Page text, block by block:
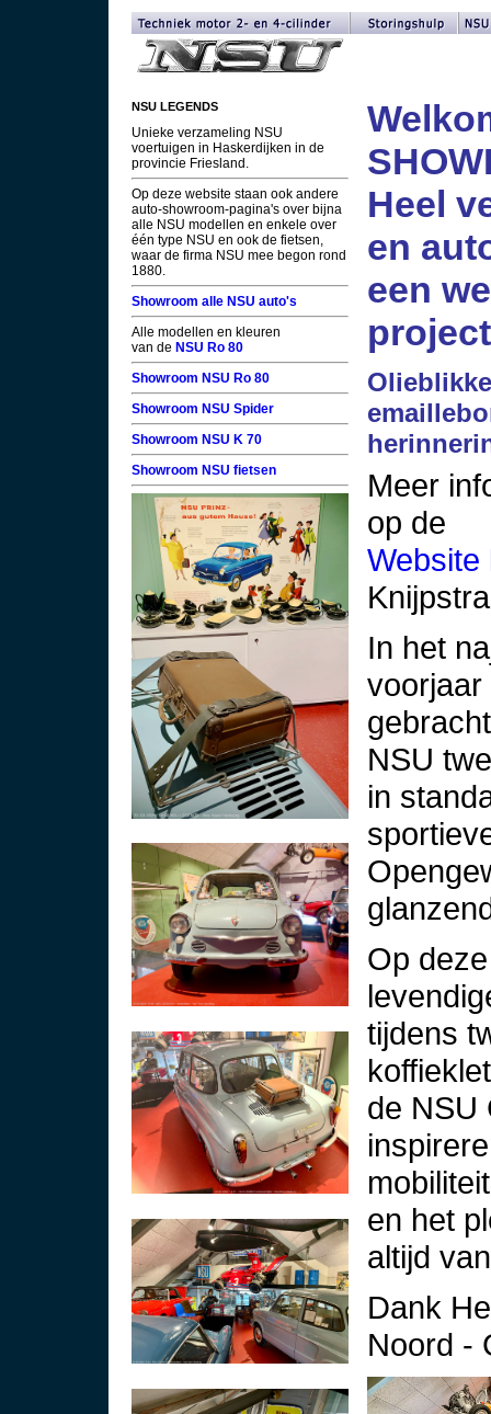
NSU LEGENDS
Unieke verzameling NSU
voertuigen in Haskerdijken in de
provincie Friesland.
Op deze website staan ook andere
auto-showroom-pagina's over bijna
alle NSU modellen en enkele over
één type NSU en ook de fietsen,
waar de firma NSU mee begon rond
1880.
Showroom alle NSU auto's
Alle modellen en kleuren
van de NSU Ro 80
Showroom NSU Ro 80
Showroom NSU Spider
Showroom NSU K 70
Showroom NSU fietsen
Heel
en
een
Meer
op de
Website
In het
voorjaar
NSU
in
Op
tijdens
de NSU
en het
altijd
Dank
Noord -